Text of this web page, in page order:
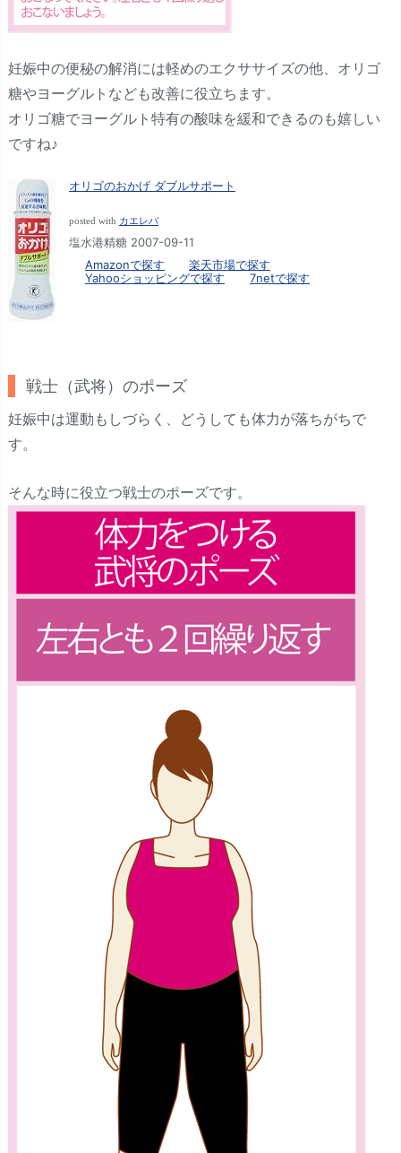
妊娠中の便秘の解消には軽めのエクササイズの他、オリゴ
糖やヨーグルトなども改善に役立ちます。
オリゴ糖でヨーグルト特有の酸味を緩和できるのも嬉しい
ですね♪
オリゴのおかげ ダブルサポート
posted with カエレバ
塩水港精糖 2007-09-11
Amazonで探す
楽天市場で探す
Yahooショッピングで探す
7netで探す
戦士（武将）のポーズ
妊娠中は運動もしづらく、どうしても体力が落ちがちで
す。
そんな時に役立つ戦士のポーズです。